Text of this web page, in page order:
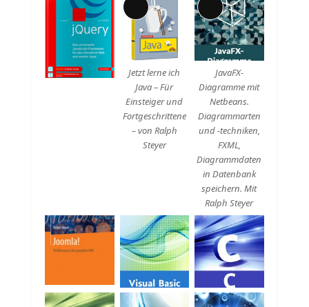
Lange
Beschreibung
Jetzt lerne ich
Java – Für
Einsteiger und
Fortgeschrittene
– von Ralph
Steyer
Lange
Beschreibung
JavaFX-
Diagramme mit
Netbeans.
Diagrammarten
und -techniken,
FXML,
Diagrammdaten
in Datenbank
speichern. Mit
Ralph Steyer